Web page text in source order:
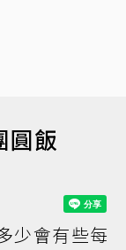
圓飯
少會有些每